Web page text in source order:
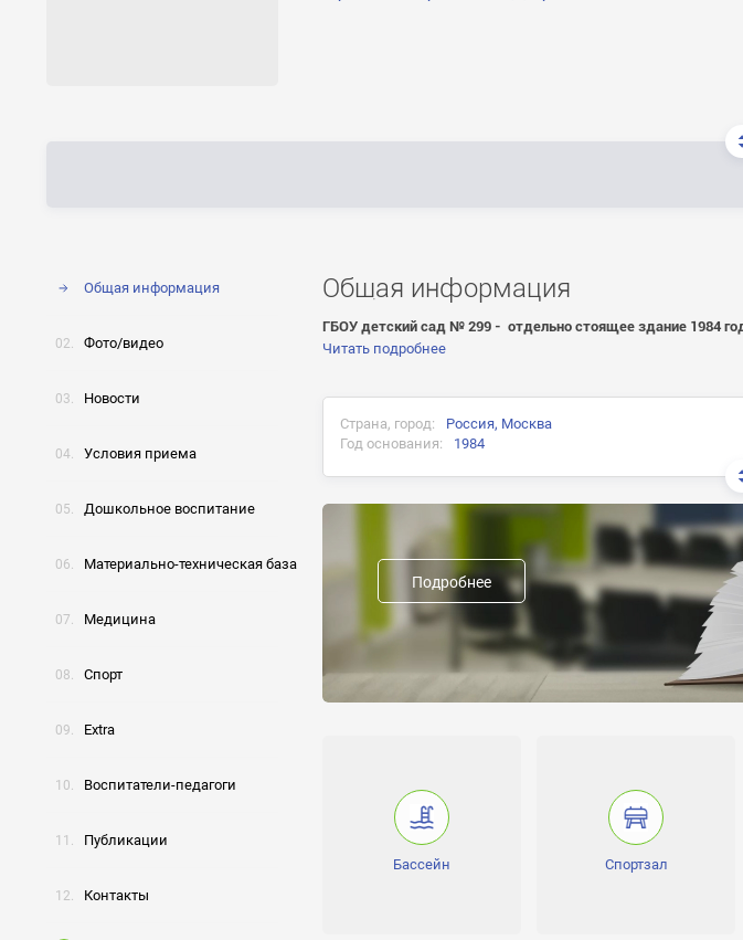
Общая информация
Фото/видео
Новости
Условия приема
Дошкольное воспитание
Материально-техническая база
Медицина
Спорт
Extra
Воспитатели-педагоги
Публикации
Контакты
Общая информация
ГБОУ детский сад № 299 - отдельно стоящее здание 1984
Читать подробнее
Страна, город: Россия, Москва
Год основания:
1984
Предыдущие названия:
Формы пребывания и обучения:
Младшая, Средняя, Старшая, Подготовительная
Часы работы:
Подробнее
Бассейн Спортзал
Получение прав модератора